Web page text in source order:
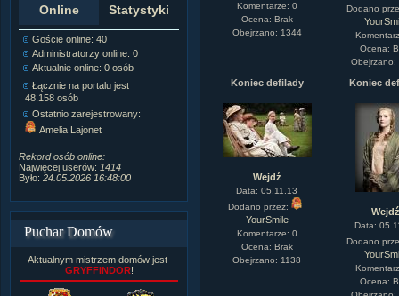
Online Statystyki
Goście online: 40
Administratorzy online: 0
Aktualnie online: 0 osób
Łącznie na portalu jest
48,158 osób
Ostatnio zarejestrowany:
Amelia Lajonet
Rekord osób online:
Najwięcej userów: 1414
Było: 24.05.2026 16:48:00
Napisanych artykułów:
Tematów na forum:3,921
Komentarzy do materiałów:
Rozdanych pochwał:3,327
Wlepionych ostrzeżeń:4,170
Puchar Domów
Aktualnym mistrzem domów jest
GRYFFINDOR!
Komentarze: 0
Ocena: Brak
Obejrzano: 1344
Dodano
Ocena:
Obejrzano:
Koniec defilady
Wejdź
Data: 05.11.13
Dodano przez:
YourSmile
Komentarze: 0
Ocena: Brak
Obejrzano: 1138
Koniec
Wejdź
Data:
Dodano
Ocena: